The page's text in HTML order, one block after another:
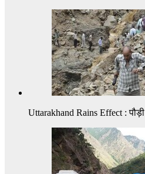
Uttarakhand Rains Effect :